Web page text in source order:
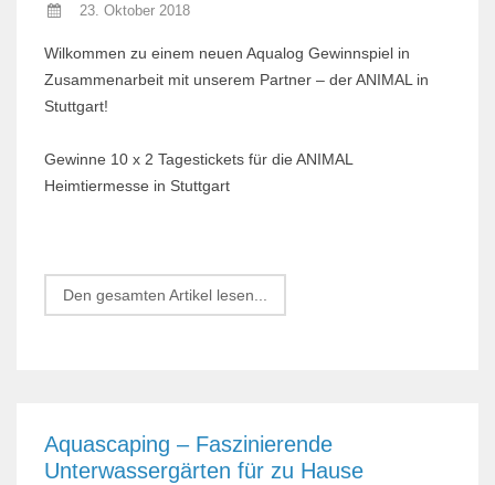
23. Oktober 2018
Wilkommen zu einem neuen Aqualog Gewinnspiel in
Zusammenarbeit mit unserem Partner – der ANIMAL in
Stuttgart!
Gewinne 10 x 2 Tagestickets für die ANIMAL
Heimtiermesse in Stuttgart
Den gesamten Artikel lesen...
Aquascaping – Faszinierende
Unterwassergärten für zu Hause